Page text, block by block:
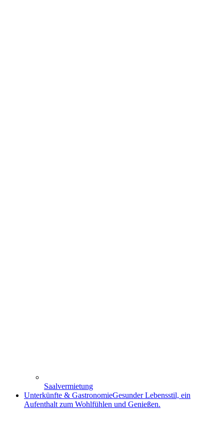
Saalvermietung
Unterkünfte & GastronomieGesunder Lebensstil, ein
Aufenthalt zum Wohlfühlen und Genießen.